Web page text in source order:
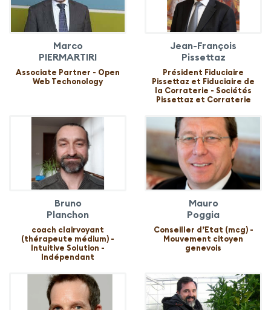
Marco
PIERMARTIRI
Associate Partner - Open
Web Techonology
Jean-François
Pissettaz
Président Fiduciaire
Pissettaz et Fiduciaire de
la Corraterie - Sociétés
Pissettaz et Corraterie
Bruno
Planchon
coach clairvoyant
(thérapeute médium) -
Intuitive Solution -
Indépendant
Mauro
Poggia
Conseiller d’Etat (mcg) -
Mouvement citoyen
genevois